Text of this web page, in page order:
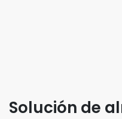
Solución de